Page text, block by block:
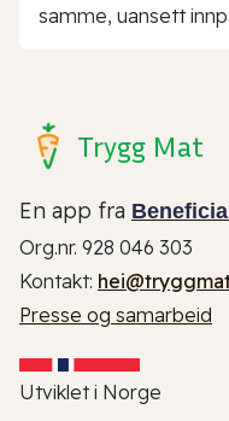
samme, uansett
Trygg Mat
En app fra
Org.nr. 928 046 303
Kontakt:
Presse og samarbeid
Utviklet i Norge